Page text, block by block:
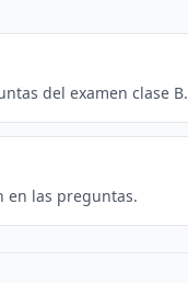
del examen clase B.
en las preguntas.